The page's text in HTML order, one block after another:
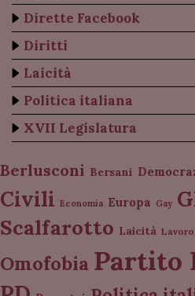
Dirette Facebook
Diritti
Laicità
Politica italiana
XVII Legislatura
Berlusconi Bersani
Civili Economia Europa Gay
Scalfarotto Laicità Lavoro
Omofobia Partito